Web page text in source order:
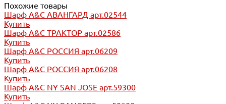
Похожие товары
Шарф A&C АВАНГАРД арт.02544
Купить
Шарф A&C ТРАКТОР арт.02586
Купить
Шарф A&C РОССИЯ арт.06209
Купить
Шарф A&C РОССИЯ арт.06208
Купить
Шарф A&C NY SAN JOSE арт.59300
Купить